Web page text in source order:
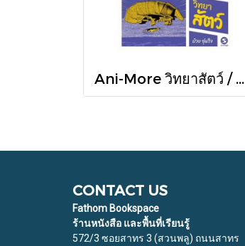
Ani-More วิทยาสัตว์ / ป๋วย อุ่นใจ / มติชน
CONTACT US
Fathom Bookspace
ร้านหนังสือ และพื้นที่เรียนรู้
572/3 ซอยสาทร 3 (สวนพลู) ถนนสาทร